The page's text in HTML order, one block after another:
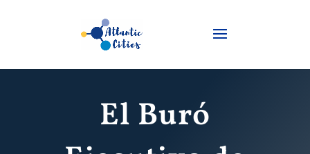
El Buró